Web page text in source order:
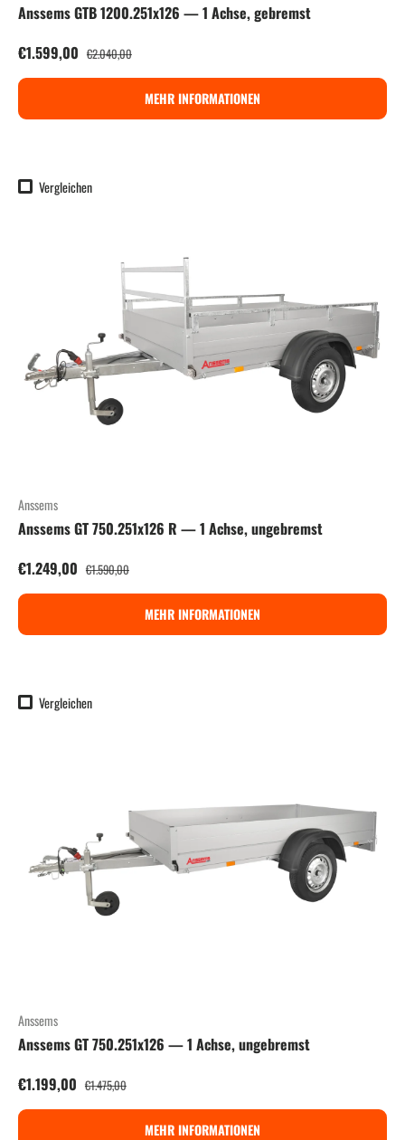
Anssems GTB 1200.251x126 — 1 Achse, gebremst
Verkaufspreis
€1.599,00 Normaler Preis
€2.040,00
MEHR INFORMATIONEN
Vergleichen
Anssems
Anssems GT 750.251x126 R — 1 Achse, ungebremst
Verkaufspreis
€1.249,00 Normaler Preis
€1.590,00
MEHR INFORMATIONEN
Vergleichen
Anssems
Anssems GT 750.251x126 — 1 Achse, ungebremst
Verkaufspreis
€1.199,00 Normaler Preis
€1.475,00
MEHR INFORMATIONEN